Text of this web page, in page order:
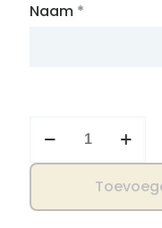
Naam *
hartjes